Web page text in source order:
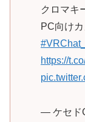
クロマキ
PC向け
https://
— ケセド